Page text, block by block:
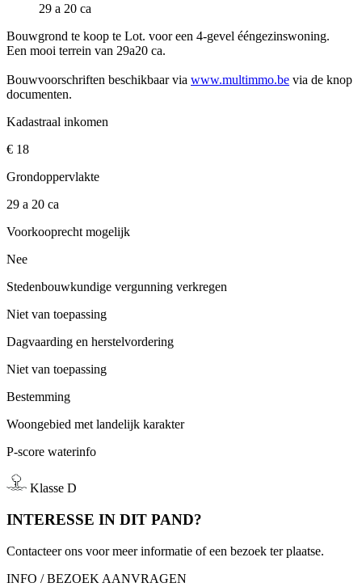
29 a 20 ca
Bouwgrond te koop te Lot. voor een 4-gevel ééngezinswoning.
Een mooi terrein van 29a20 ca.
Bouwvoorschriften beschikbaar via www.multimmo.be via de knop
documenten.
Kadastraal inkomen
€ 18
Grondoppervlakte
29 a 20 ca
Voorkooprecht mogelijk
Nee
Stedenbouwkundige vergunning verkregen
Niet van toepassing
Dagvaarding en herstelvordering
Niet van toepassing
Bestemming
Woongebied met landelijk karakter
P-score waterinfo
Klasse D
INTERESSE IN DIT PAND?
Contacteer ons voor meer informatie of een bezoek ter plaatse.
INFO / BEZOEK AANVRAGEN